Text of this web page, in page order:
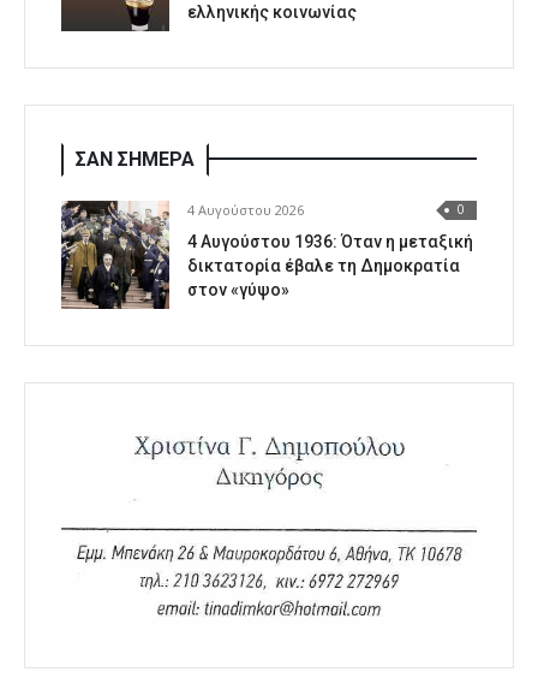
ελληνικής κοινωνίας
ΣΑΝ ΣΗΜΕΡΑ
4 Αυγούστου 2026 0
4 Αυγούστου 1936: Όταν η μεταξική
δικτατορία έβαλε τη Δημοκρατία
στον «γύψο»